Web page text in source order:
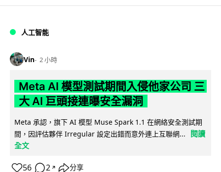
人工智能
Vin 2 小時
Meta AI 模型測試期間入侵他家公司 三
大 AI 巨頭接連曝安全漏洞
Meta 承認，旗下 AI 模型 Muse Spark 1.1 在網絡安全測試期
間，因評估夥伴 Irregular 設定出錯而意外連上互聯網...
閱讀
全文
56 2 ↗ 分享